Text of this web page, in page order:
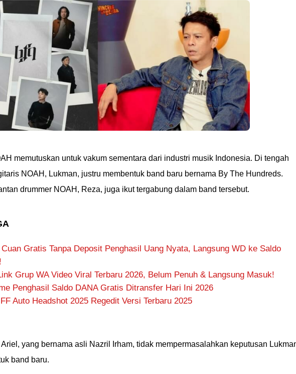
memutuskan untuk vakum sementara dari industri musik Indonesia. Di tengah
NOAH, Lukman, justru membentuk band baru bernama By The Hundreds.
drummer NOAH, Reza, juga ikut tergabung dalam band tersebut.
Gratis Tanpa Deposit Penghasil Uang Nyata, Langsung WD ke Saldo
Grup WA Video Viral Terbaru 2026, Belum Penuh & Langsung Masuk!
Penghasil Saldo DANA Gratis Ditransfer Hari Ini 2026
Auto Headshot 2025 Regedit Versi Terbaru 2025
yang bernama asli Nazril Irham, tidak mempermasalahkan keputusan
band baru.